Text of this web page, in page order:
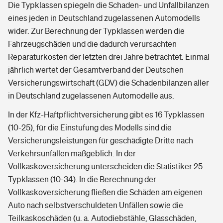
Die Typklassen spiegeln die Schaden- und Unfallbilanzen
eines jeden in Deutschland zugelassenen Automodells
wider. Zur Berechnung der Typklassen werden die
Fahrzeugschäden und die dadurch verursachten
Reparaturkosten der letzten drei Jahre betrachtet. Einmal
jährlich wertet der Gesamtverband der Deutschen
Versicherungswirtschaft (GDV) die Schadenbilanzen aller
in Deutschland zugelassenen Automodelle aus.
In der Kfz-Haftpflichtversicherung gibt es 16 Typklassen
(10-25), für die Einstufung des Modells sind die
Versicherungsleistungen für geschädigte Dritte nach
Verkehrsunfällen maßgeblich. In der
Vollkaskoversicherung unterscheiden die Statistiker 25
Typklassen (10-34). In die Berechnung der
Vollkaskoversicherung fließen die Schäden am eigenen
Auto nach selbstverschuldeten Unfällen sowie die
Teilkaskoschäden (u. a. Autodiebstähle, Glasschäden,